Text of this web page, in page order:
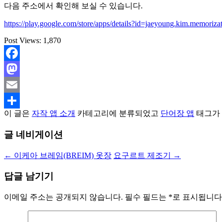
다음 주소에서 확인해 보실 수 있습니다.
https://play.google.com/store/apps/
Post Views: 1,870
Facebook
Mastodon
Email
Share
이 글은 자작 앱 소개 카테고리에 분류되었고 단어장 앱 태그
글 네비게이션
← 이케아 브레임(BREIM) 옷장 요구르트 제조기 →
답글 남기기
이메일 주소는 공개되지 않습니다. 필수 필드는 *로 표시됩니다